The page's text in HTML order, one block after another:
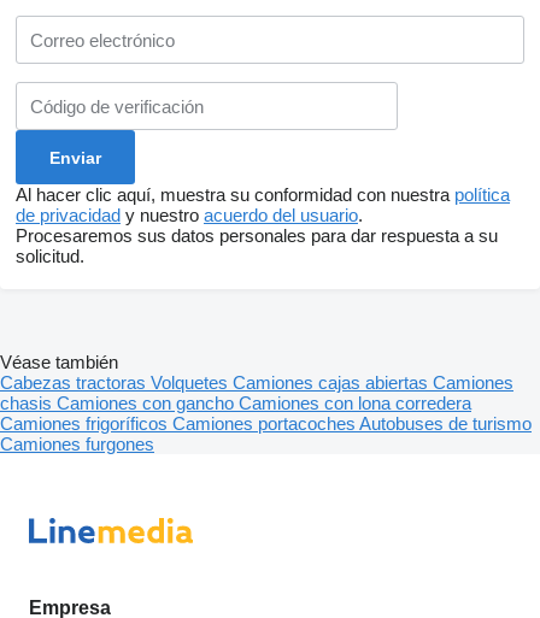
Al hacer clic aquí, muestra su conformidad con nuestra política
de privacidad y nuestro acuerdo del usuario.
Procesaremos sus datos personales para dar respuesta a su
solicitud.
Véase también
Cabezas tractoras Volquetes Camiones cajas abiertas Camiones
chasis Camiones con gancho Camiones con lona corredera
Camiones frigoríficos Camiones portacoches Autobuses de turismo
Camiones furgones
Empresa